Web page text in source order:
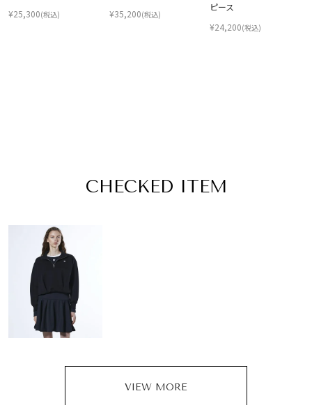
¥25,300(税込)
¥35,200(税込)
ピース
¥24,200(税込)
CHECKED ITEM
VIEW MORE